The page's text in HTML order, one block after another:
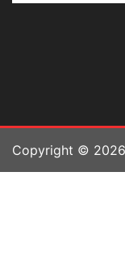
Copyright © 2026